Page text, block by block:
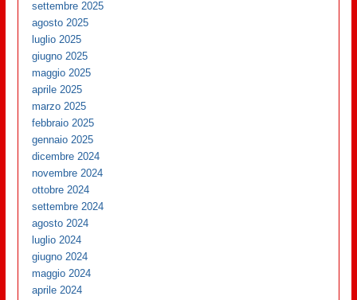
settembre 2025
agosto 2025
luglio 2025
giugno 2025
maggio 2025
aprile 2025
marzo 2025
febbraio 2025
gennaio 2025
dicembre 2024
novembre 2024
ottobre 2024
settembre 2024
agosto 2024
luglio 2024
giugno 2024
maggio 2024
aprile 2024